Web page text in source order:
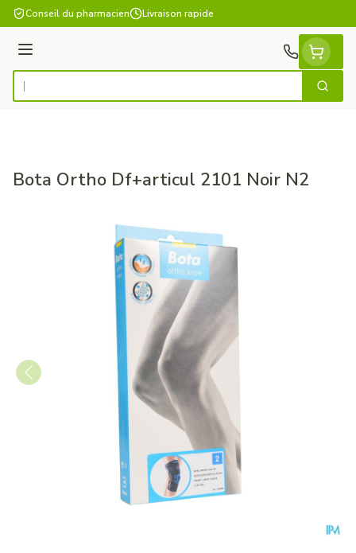
Aller au contenu
Conseil du pharmacien Livraison rapide
Menu
Rechercher
Bota Ortho Df+articul 2101 Noir N2